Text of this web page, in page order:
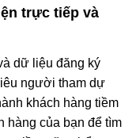
trực tiếp và
dữ liệu đăng ký
người tham dự
khách hàng tiềm
hàng của bạn để tìm